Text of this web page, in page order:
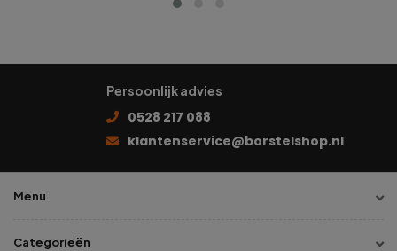
Persoonlijk advies
0528 217 088
klantenservice@borstelshop.nl
Menu
Categorieën